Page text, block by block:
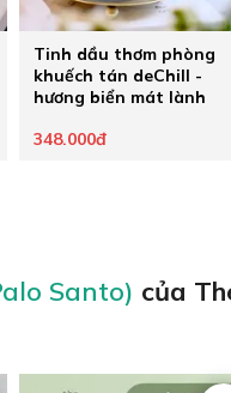
Tinh dầu thơm phòng
khuếch tán deChill -
hương biển mát lành
348.000đ
Santo) của